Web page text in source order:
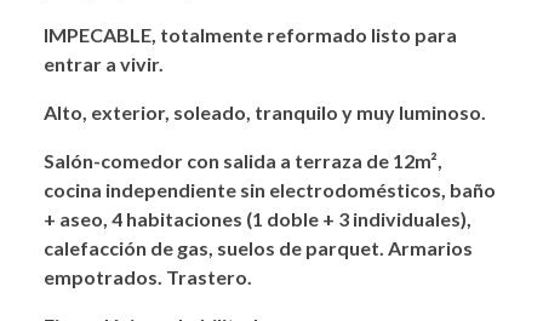
IMPECABLE, totalmente reformado listo para
entrar a vivir.
Alto, exterior, soleado, tranquilo y muy luminoso.
Salón-comedor con salida a terraza de 12m²,
cocina independiente sin electrodomésticos, baño
+ aseo, 4 habitaciones (1 doble + 3 individuales),
calefacción de gas, suelos de parquet. Armarios
empotrados. Trastero.